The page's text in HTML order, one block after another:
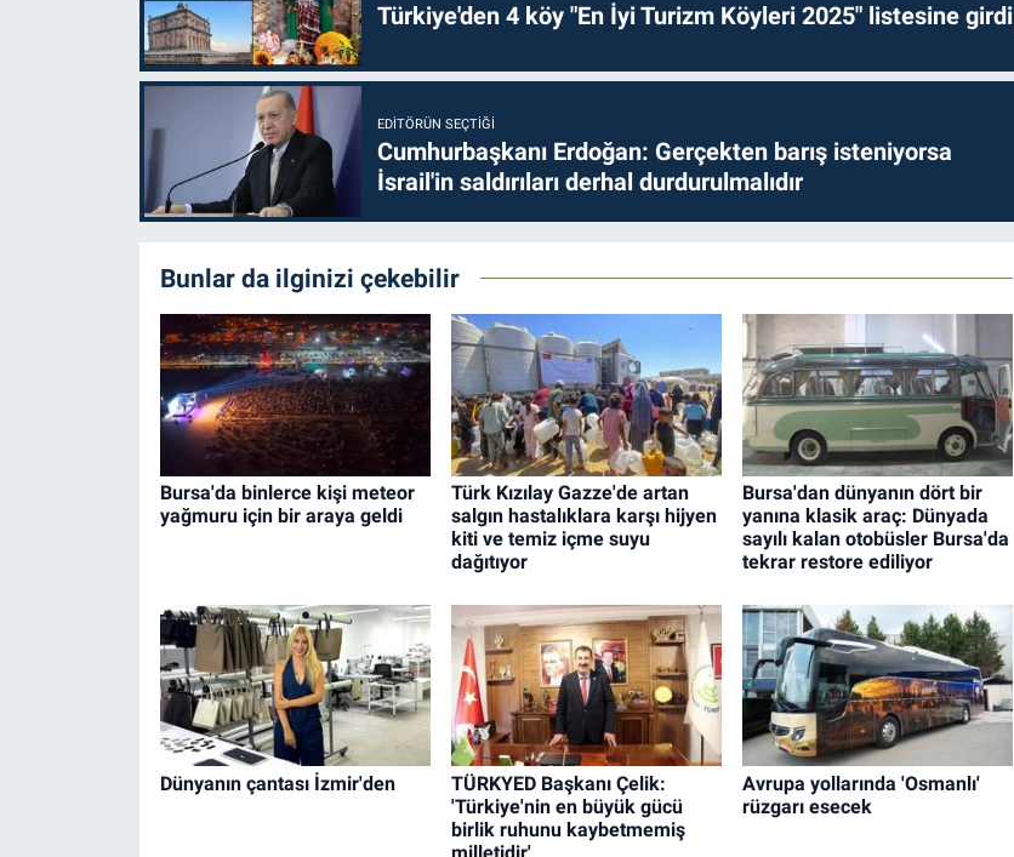
Türkiye'den 4 köy "En İyi Turizm Köyleri 2025" listesine girdi
EDITÖRÜN SEÇTIĞI
Cumhurbaşkanı Erdoğan: Gerçekten barış isteniyorsa
İsrail'in saldırıları derhal durdurulmalıdır
Bunlar da ilginizi çekebilir
Bursa'da binlerce kişi meteor
yağmuru için bir araya geldi
Türk Kızılay Gazze'de artan
salgın hastalıklara karşı hijyen
kiti ve temiz içme suyu
dağıtıyor
Bursa'dan dünyanın dört bir
yanına klasik araç: Dünyada
sayılı kalan otobüsler Bursa'da
tekrar restore ediliyor
Dünyanın çantası İzmir'den
TÜRKYED Başkanı Çelik:
'Türkiye'nin en büyük gücü
birlik ruhunu kaybetmemiş
milletidir'
Avrupa yollarında 'Osmanlı'
rüzgarı esecek